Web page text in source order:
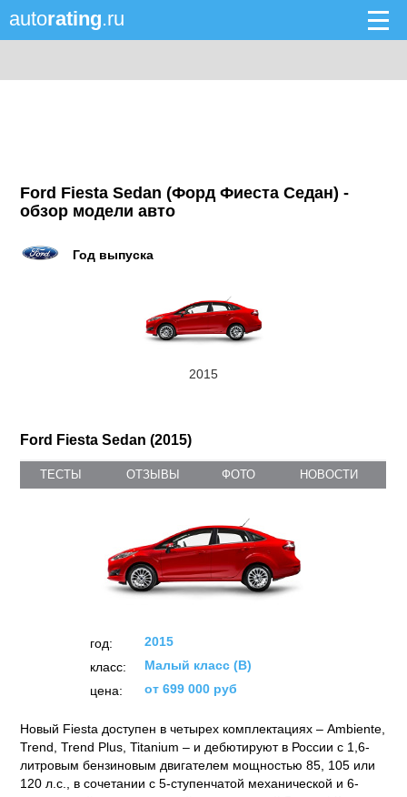
autorating.ru
Ford Fiesta Sedan (Форд Фиеста Седан) -
обзор модели авто
Год выпуска
2015
Ford Fiesta Sedan (2015)
ТЕСТЫ ОТЗЫВЫ ФОТО НОВОСТИ
год:
2015
класс:
Малый класс (B)
цена:
от 699 000 руб
Новый Fiesta доступен в четырех комплектациях – Ambiente,
Trend, Trend Plus, Titanium – и дебютируют в России с 1,6-
литровым бензиновым двигателем мощностью 85, 105 или
120 л.с., в сочетании с 5-ступенчатой механической и 6-